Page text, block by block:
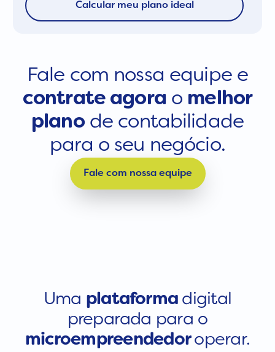
Calcular meu plano ideal
Fale com nossa equipe e
contrate agorao melhor
planode contabilidade
para o seu negócio.
Fale com nossa equipe
Uma plataforma digital
preparada para o
microempreendedoroperar.